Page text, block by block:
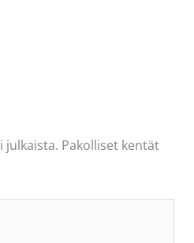
julkaista. Pakolliset kentät